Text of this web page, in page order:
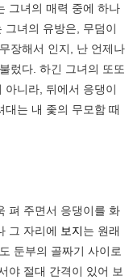
그녀의 매력 중에 하나
그녀의 유방은, 무덤이
장해서 인지, 난 언제나
렀다. 하긴 그녀의 또또
아니라, 뒤에서 응댕이
대는 내 좇의 무모함 때
펴 주면서 응댕이를 화
그 자리에 보지는 원래
둔부의 골짜기 사이로
야 절대 간격이 있어 보